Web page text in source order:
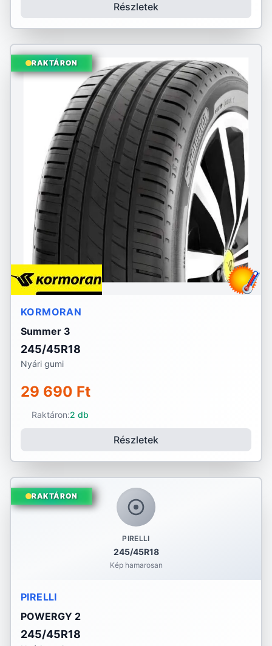
Részletek
RAKTÁRON
KORMORAN
Summer 3
245/45R18
Nyári gumi
29 690 Ft
Raktáron:2 db
Részletek
PIRELLI
245/45R18
Kép hamarosan
RAKTÁRON
PIRELLI
POWERGY 2
245/45R18